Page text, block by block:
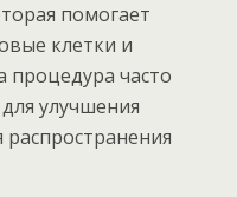
помогает
клетки и
процедура часто
улучшения